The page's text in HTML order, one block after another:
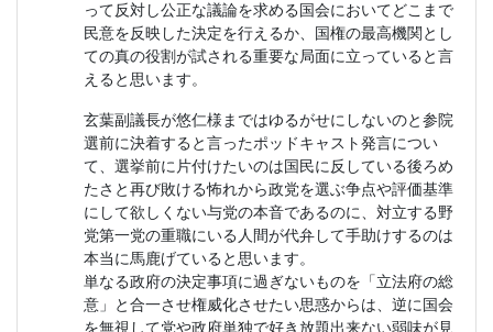
って反対し公正な議論を求める国会においてどこまで
民意を反映した決定を行えるか、国権の最高機関とし
ての真の役割が試される重要な局面に立っていると言
えると思います。
玄葉副議長が悠仁様まではゆるがせにしないのと参院
選前に決着すると言ったポッドキャスト発言につい
て、選挙前に片付けたいのは国民に反している後ろめ
たさと再び敗ける怖れから政党を選ぶ争点や評価基準
にして欲しくない与党の本音であるのに、対立する野
党第一党の重職にいる人間が代弁して手助けするのは
本当に馬鹿げていると思います。
単なる政府の決定事項に過ぎないものを「立法府の総
意」と合一させ権威化させたい思惑からは、逆に国会
を無視して党や政府単独で好き放題出来ない弱味が見